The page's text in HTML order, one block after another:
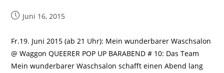
BeitragJuni 16, 2015
Fr.19. Juni 2015 (ab 21 Uhr): Mein wunderbarer Waschsalon
@ Waggon QUEERER POP UP BARABEND # 10: Das Team
Mein wunderbarer Waschsalon schafft einen Abend lang